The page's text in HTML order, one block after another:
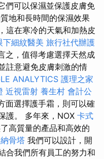
們可以保濕並保護皮膚免
地和長時間的保濕效果
這在寒冷的天氣和加熱皮
下細紋醫美 旅行社代辦護
之，值得考慮選擇天然成
註意避免皮膚刺激的情
ANALYTICS 護理之家
近視雷射 養生村 會計公
面選擇護手霜，則可以確
護。 多年來，NOX 卡式
高質量的產品和高效的
納骨塔 我們可以設計，開
合我們所有員工的努力和